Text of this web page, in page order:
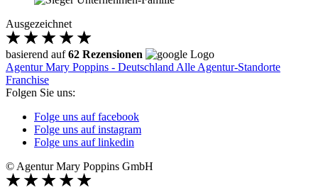
Ausgezeichnet
basierend auf62 Rezensionen
Agentur Mary Poppins - Deutschland Alle Agentur-Standorte
Franchise
Folgen Sie uns:
Folge uns auf facebook
Folge uns auf instagram
Folge uns auf linkedin
© Agentur Mary Poppins GmbH